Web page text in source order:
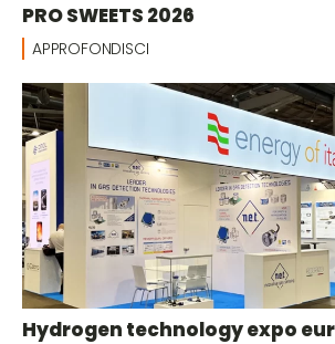
PRO SWEETS 2026
APPROFONDISCI
Hydrogen technology expo